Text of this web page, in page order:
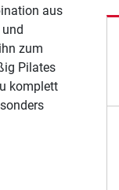
aus
zum
Pilates
komplett